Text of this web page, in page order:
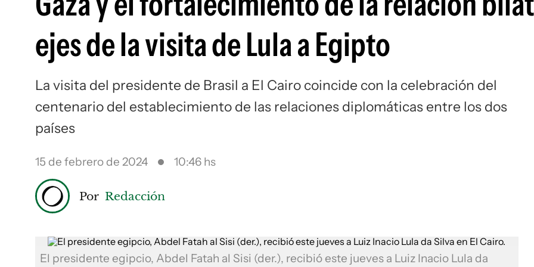
ejes de la visita de Lula a Egipto
La visita del presidente de Brasil a El Cairo coincide con la celebración del
centenario del establecimiento de las relaciones diplomáticas entre los dos
países
15 de febrero de 2024 10:46 hs
Por Redacción
El presidente egipcio, Abdel Fatah al Sisi (der.), recibió este jueves a Luiz Inacio Lula da